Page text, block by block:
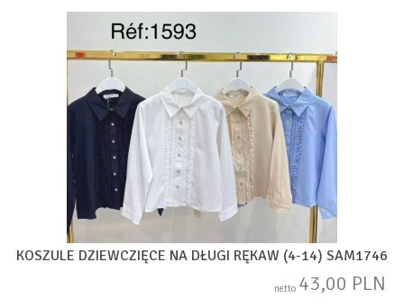
KOSZULE DZIEWCZIĘCE NA DŁUGI RĘKAW (4-14) SAM1746
netto 43,00 PLN